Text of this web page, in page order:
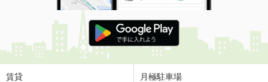
賃貸 月極駐車場